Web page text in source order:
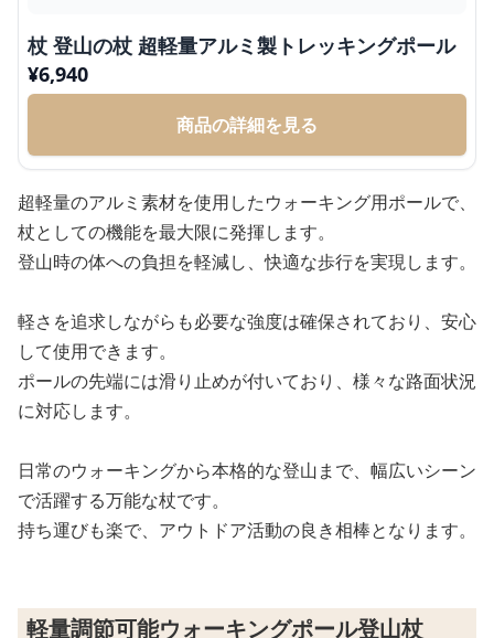
杖 登山の杖 超軽量アルミ製トレッキングポール
¥6,940
商品の詳細を見る
超軽量のアルミ素材を使用したウォーキング用ポールで、
杖としての機能を最大限に発揮します。
登山時の体への負担を軽減し、快適な歩行を実現します。
軽さを追求しながらも必要な強度は確保されており、安心
して使用できます。
ポールの先端には滑り止めが付いており、様々な路面状況
に対応します。
日常のウォーキングから本格的な登山まで、幅広いシーン
で活躍する万能な杖です。
持ち運びも楽で、アウトドア活動の良き相棒となります。
軽量調節可能ウォーキングポール登山杖